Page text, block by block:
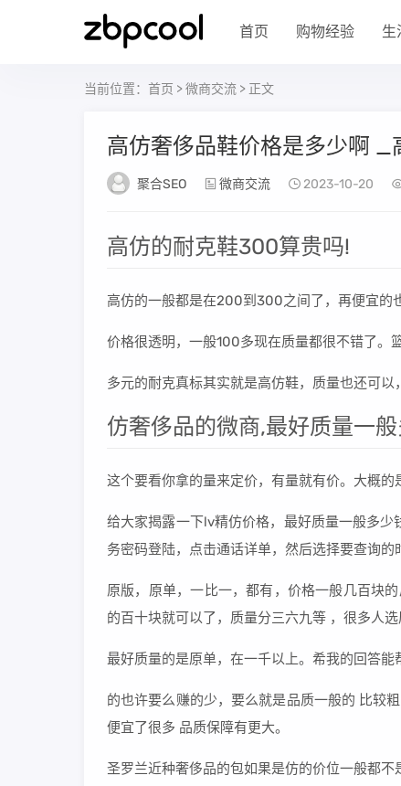
首页 购物经验 生
当前位置： 首页 >微商交流 > 正文
高仿奢侈品鞋价格是多少啊 _
聚合SEO 微商交流 2023-10-20
高仿的耐克鞋300算贵吗!
高仿的一般都是在200到300之间了，再便宜的
价格很透明，一般100多现在质量都很不错了。
多元的耐克真标其实就是高仿鞋，质量也还可
仿奢侈品的微商,最好质量一
这个要看你拿的量来定价，有量就有价。大概的
给大家揭露一下lv精仿价格，最好质量一般多
务密码登陆，点击通话详单，然后选择要查询的
原版，原单，一比一，都有，价格一般几百块
的百十块就可以了，质量分三六九等 ，很多人
最好质量的是原单，在一千以上。希我的回答能
的也许要么赚的少，要么就是品质一般的 比较
便宜了很多 品质保障有更大。
圣罗兰近种奢侈品的包如果是仿的价位一般都不